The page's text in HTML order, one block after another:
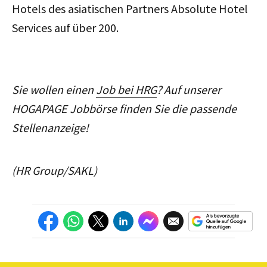
Hotels des asiatischen Partners Absolute Hotel
Services auf über 200.
Sie wollen einenJob bei HRG? Auf unserer
HOGAPAGE Jobbörse finden Sie die passende
Stellenanzeige!
(HR Group/SAKL)